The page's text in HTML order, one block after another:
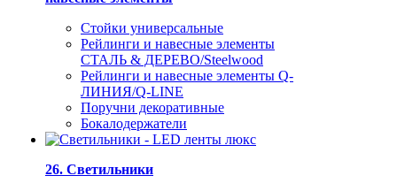
Стойки универсальные
Рейлинги и навесные элементы
СТАЛЬ & ДЕРЕВО/Steelwood
Рейлинги и навесные элементы Q-
ЛИНИЯ/Q-LINE
Поручни декоративные
Бокалодержатели
26. Светильники